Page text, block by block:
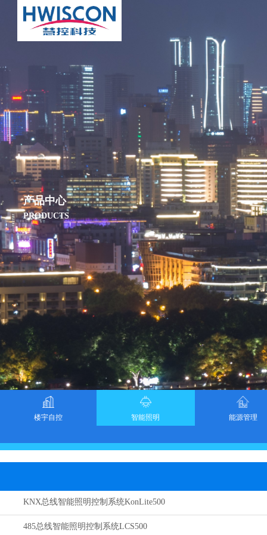
产品中心
PRODUCTS
楼宇自控 智能照明 能源管理
KNX总线智能照明控制系统KonLite500
485总线智能照明控制系统LCS500